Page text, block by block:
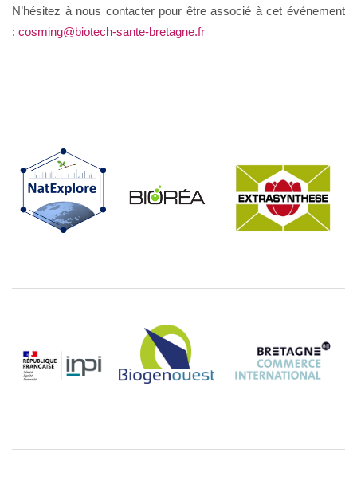
N’hésitez à nous contacter pour être associé à cet événement
: cosming@biotech-sante-bretagne.fr